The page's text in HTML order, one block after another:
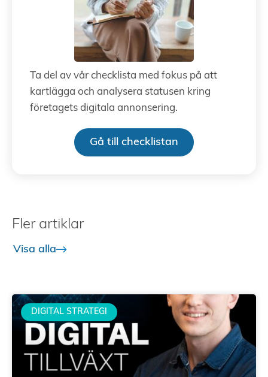
Ta del av vår checklista med fokus på att
kartlägga och analysera statusen kring
företagets digitala annonsering.
Gå till checklistan
Fler artiklar
Visa alla
DIGITAL STRATEGI